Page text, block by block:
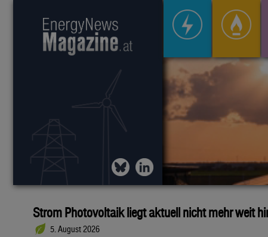
Strom Photovoltaik liegt aktuell nicht mehr weit
5. August 2026